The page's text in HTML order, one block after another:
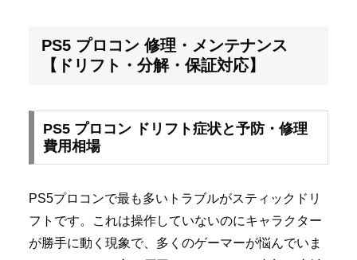
PS5 プロコン 修理・メンテナンス
【ドリフト・分解・保証対応】
PS5 プロコン ドリフト症状と予防・修理
費用相場
PS5プロコンで最も多いトラブルがスティックドリ
フトです。これは操作していないのにキャラクター
が勝手に動く現象で、多くのゲーマーが悩んでいま